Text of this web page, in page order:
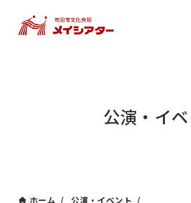
公演・イ
ホーム
公演・イベント